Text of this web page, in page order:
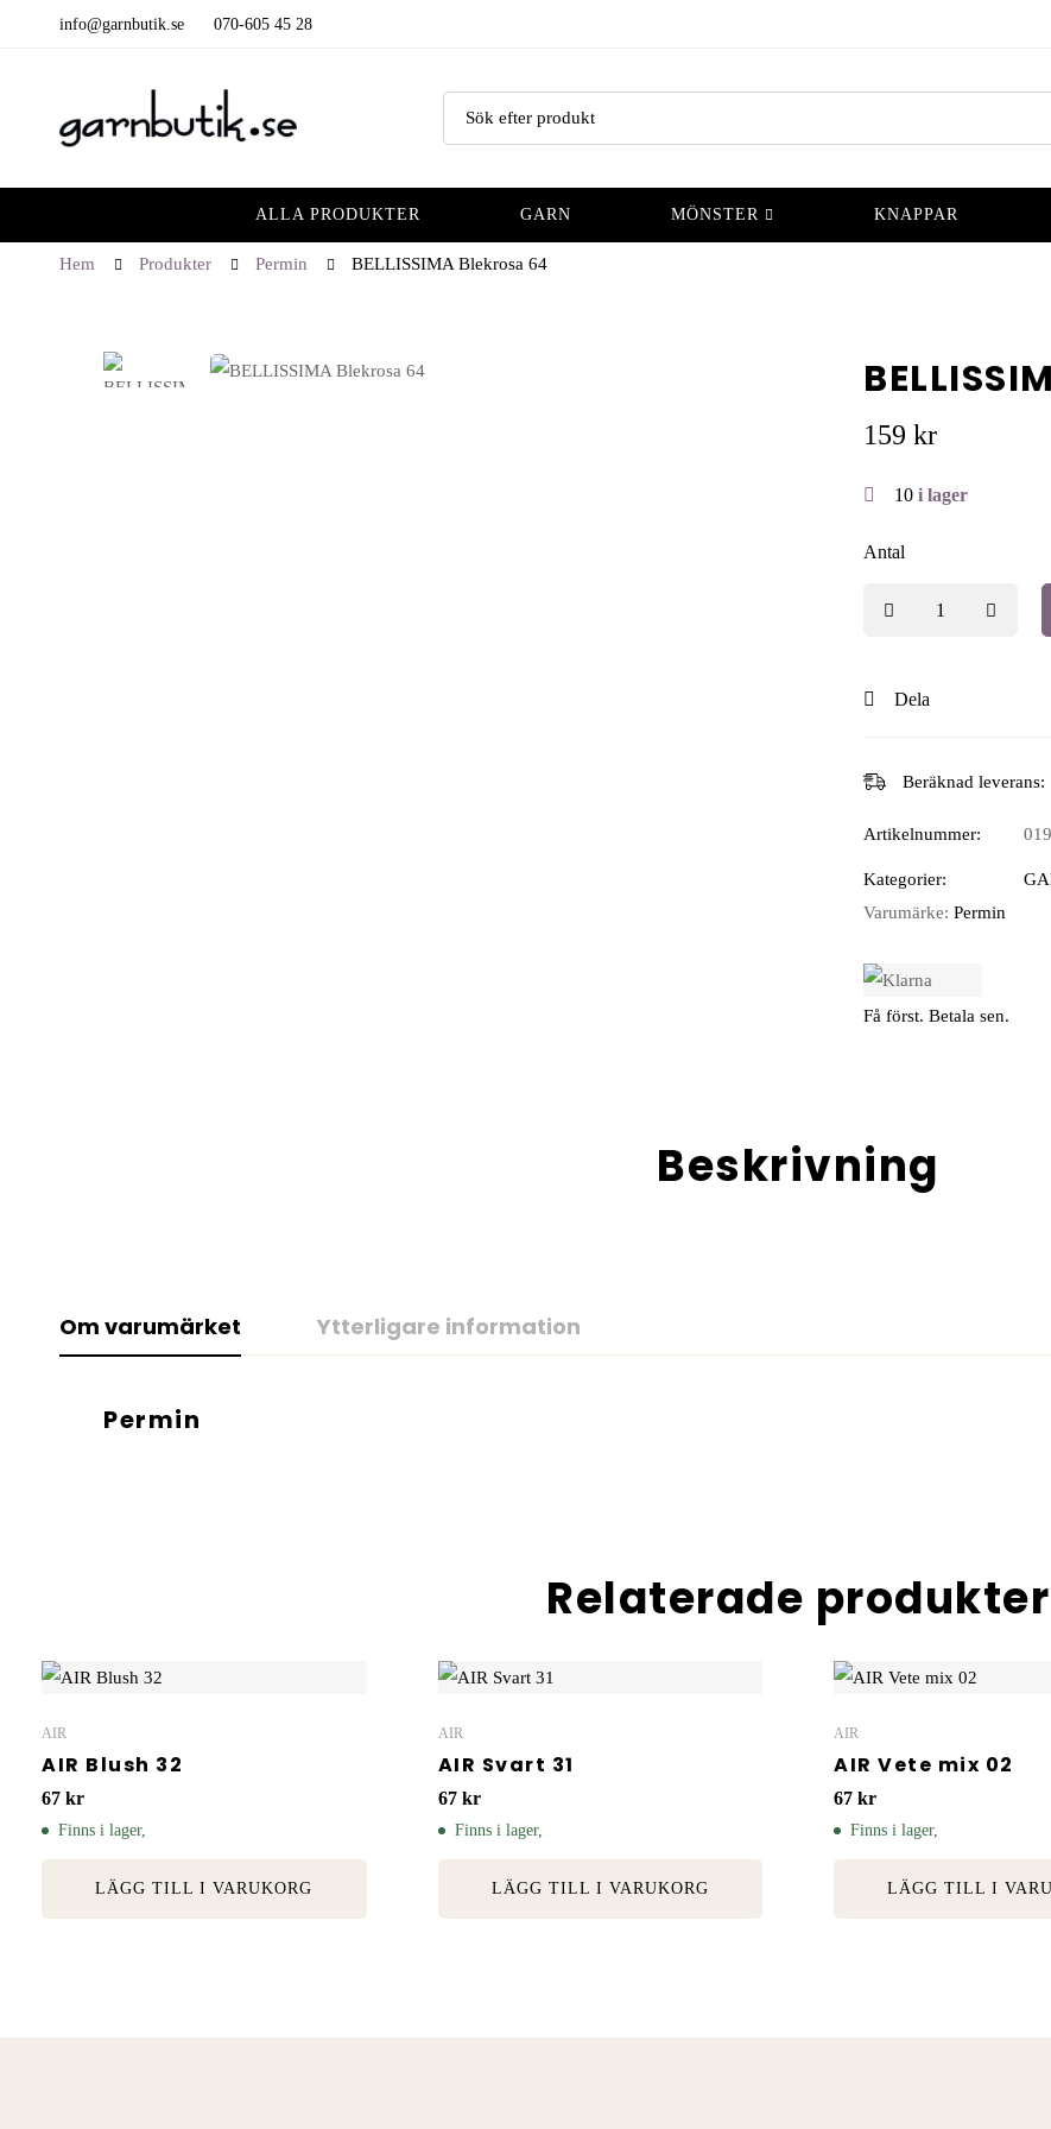
info@garnbutik.se 070-605 45 28
ALLA PRODUKTER GARN MÖNSTER KNAPPAR
Hem Produkter Permin BELLISSIMA Blekrosa 64
159 kr
10 i lager
Antal
Dela
Beräknad leverans:
Artikelnummer:
Kategorier:
Varumärke: Permin
Få först. Betala sen.
Beskrivning
Om varumärket Ytterligare information
Permin
Relaterade produkter
AIR
AIR Blush 32
67 kr
Finns i lager,
LÄGG TILL I VARUKORG
AIR
AIR Svart 31
67 kr
Finns i lager,
LÄGG TILL I VARUKORG
AIR
AIR Vete mix 02
67 kr
Finns i lager,
LÄGG TILL I